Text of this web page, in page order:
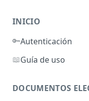
INICIO
🔑Autenticación
📖Guía de uso
DOCUMENTOS